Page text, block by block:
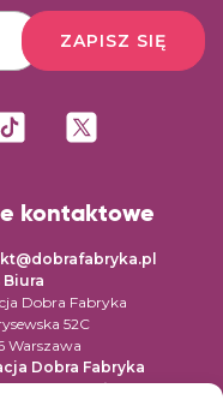
ZAPISZ SIĘ
kontaktowe
Biura
Dobra Fabryka
52C
Warszawa
Dobra Fabryka
47/14